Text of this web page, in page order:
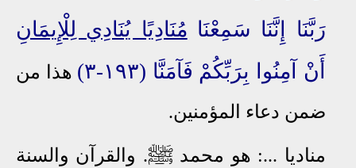
رَبَّنَا إِنَّنَا سَمِعْنَا مُنَادِيًا يُنَادِي لِلْإِيمَانِ
أَنْ آمِنُوا بِرَبِّكُمْ فَآمَنَّا (١٩٣-٣)
هذا من
ضمن دعاء المؤمنين.
مناديا ...: هو محمدﷺ. والقرآن والسنة